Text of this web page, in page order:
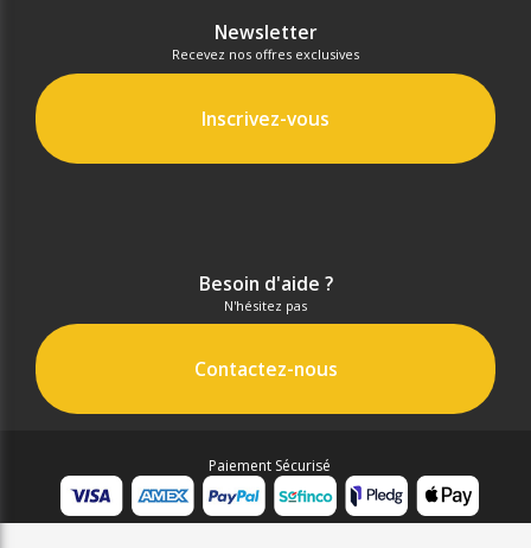
Newsletter
Recevez nos offres exclusives
Inscrivez-vous
Besoin d'aide ?
N'hésitez pas
Contactez-nous
Paiement Sécurisé